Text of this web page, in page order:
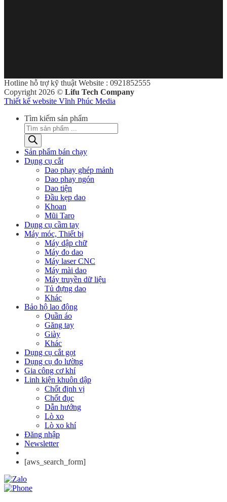
Hotline hỗ trợ kỹ thuật Website : 0921852555
Copyright 2026 © Lifu Tech Company
Thiết kế website Vĩnh Phúc Media
Tìm kiếm sản phẩm
Sản phẩm bán chạy
Dụng cụ cắt
Dao phay ghép mảnh
Dao phay ngón
Dao tiện
Đầu kẹp dao
Khoan
Mũi Taro
Dụng cụ cầm tay
Máy móc, Thiết bị
Máy dập chữ
Máy đo dao
Máy laser CNC
Máy mài dao
Máy truyền dữ liệu
Tủ đựng dao
Khác
Bảo hộ lao động
Quần áo
Găng tay
Giày
Khác
Dụng cụ cắt gọt
Dụng cụ đo lường
Gia công cơ khí
Linh kiện khuôn dập
Chốt định vị
Chốt đục
Dẫn hướng
Lò xo
Lò xo khí
Đăng nhập
Newsletter
[aws_search_form]